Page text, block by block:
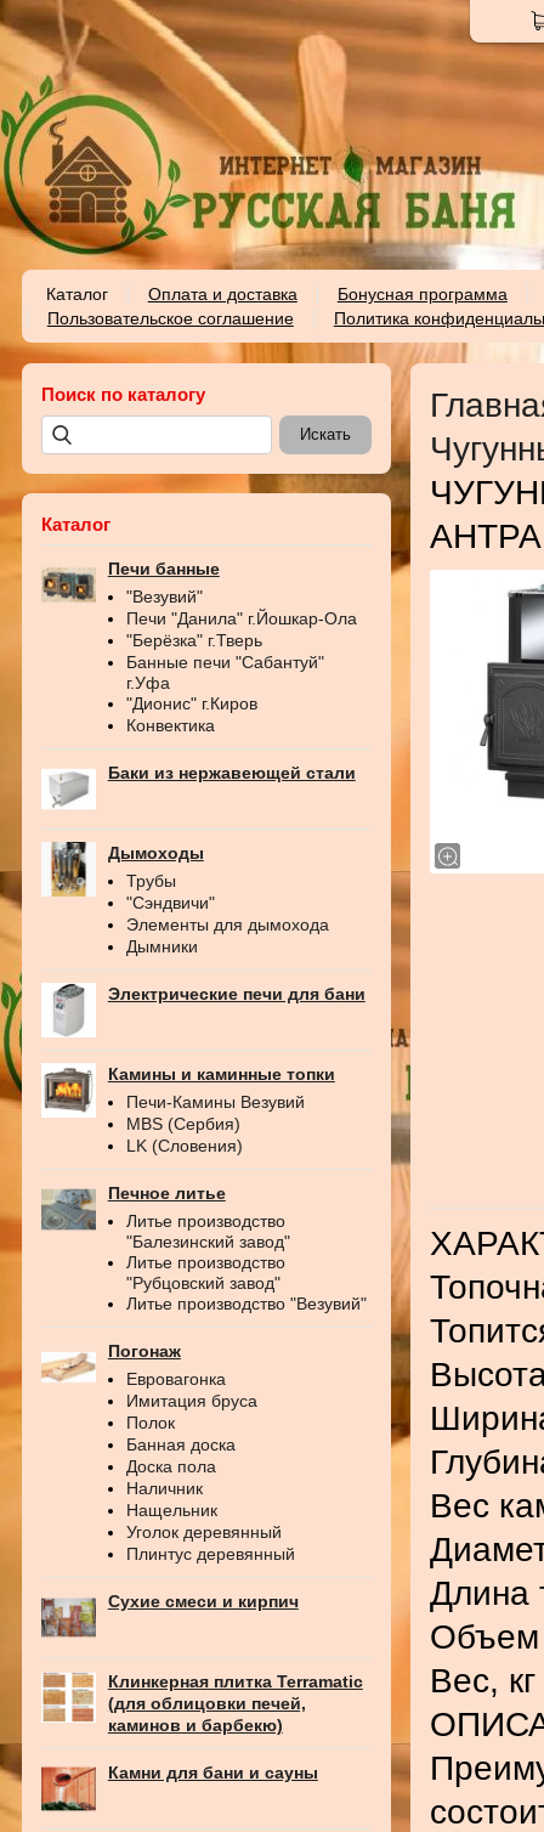
Каталог Оплата и доставка
Бонусная программа
Пользовательское соглашение
Политика
Поиск по каталогу
Каталог
Печи банные
"Везувий"
Печи "Данила" г.Йошкар-Ола
"Берёзка" г.Тверь
Банные печи "Сабантуй"
г.Уфа
"Дионис" г.Киров
Конвектика
Баки из нержавеющей стали
Дымоходы
Трубы
"Сэндвичи"
Элементы для дымохода
Дымники
Электрические печи для бани
Камины и каминные топки
Печи-Камины Везувий
MBS (Сербия)
LK (Словения)
Печное литье
Литье производство
"Балезинский завод"
Литье производство
"Рубцовский завод"
Литье производство "Везувий"
Погонаж
Евровагонка
Имитация бруса
Полок
Банная доска
Доска пола
Наличник
Нащельник
Уголок деревянный
Плинтус деревянный
Сухие смеси и кирпич
Клинкерная плитка Terramatic
(для облицовки печей,
каминов и барбекю)
Камни для бани и сауны
Вес
Длина
Объем
Вес,